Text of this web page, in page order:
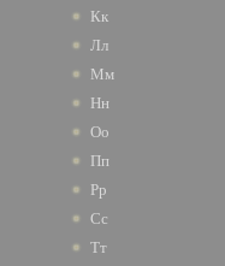
Кк
Лл
Мм
Нн
Оо
Пп
Рр
Сс
Тт